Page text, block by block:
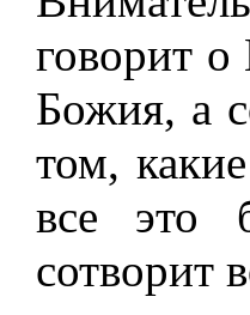
говорит
Божия, а
том,
все это
сотворит